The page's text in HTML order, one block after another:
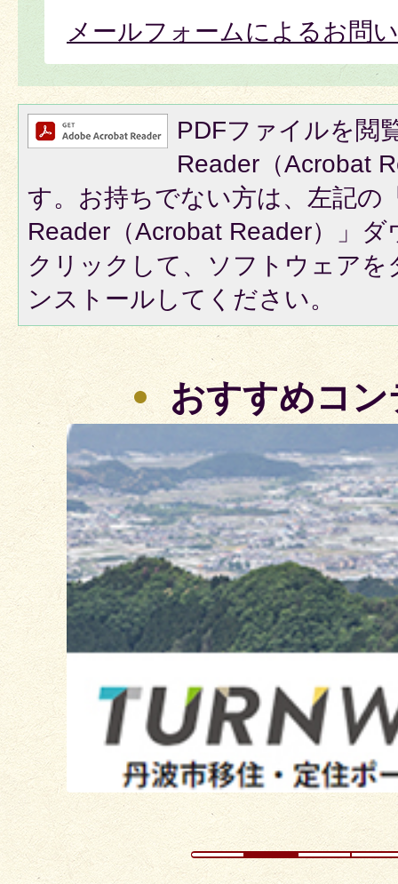
メールフォームによるお問
PDFファイルを閲
Reader（Acrobat
す。お持ちでない方は、左記の
Reader（Acrobat Reader）」
クリックして、ソフトウェア
ンストールしてください。
おすすめコ
3
枚
目
の
ス